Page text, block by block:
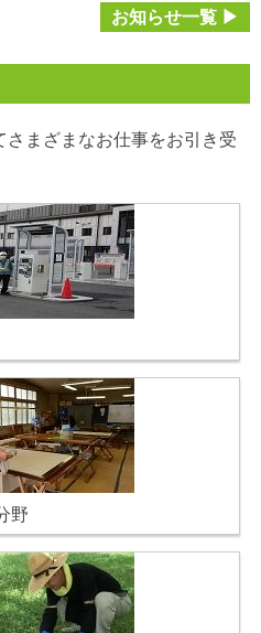
お知らせ一覧 ▶
まざまなお仕事をお引き受
野